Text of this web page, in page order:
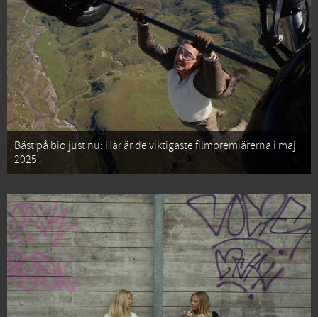
Bäst på bio just nu: Här är de viktigaste filmpremiärerna i maj
2025